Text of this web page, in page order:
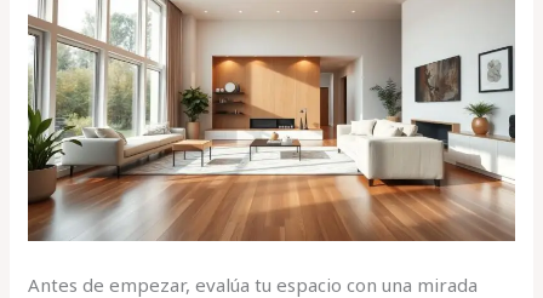
Antes de empezar, evalúa tu espacio con una mirada